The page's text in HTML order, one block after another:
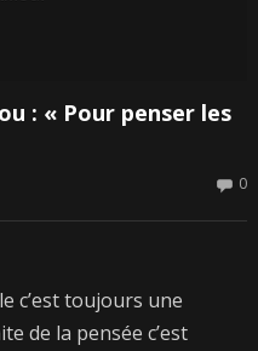
: « Pour penser les
0
c’est toujours une
de la pensée c’est